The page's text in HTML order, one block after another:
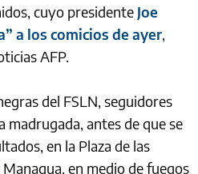
cuyo presidente Joe
a los comicios de ayer,
AFP.
del FSLN, seguidores
antes de que se
en la Plaza de las
en medio de fuegos